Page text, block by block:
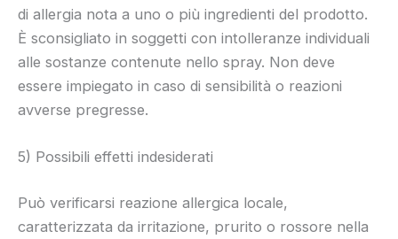
di allergia nota a uno o più ingredienti del prodotto.
È sconsigliato in soggetti con intolleranze individuali
alle sostanze contenute nello spray. Non deve
essere impiegato in caso di sensibilità o reazioni
avverse pregresse.
5) Possibili effetti indesiderati
Può verificarsi reazione allergica locale,
caratterizzata da irritazione, prurito o rossore nella